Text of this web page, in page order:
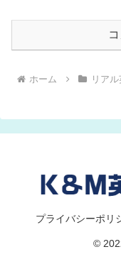
ホーム リア
プライバシーポリ
©